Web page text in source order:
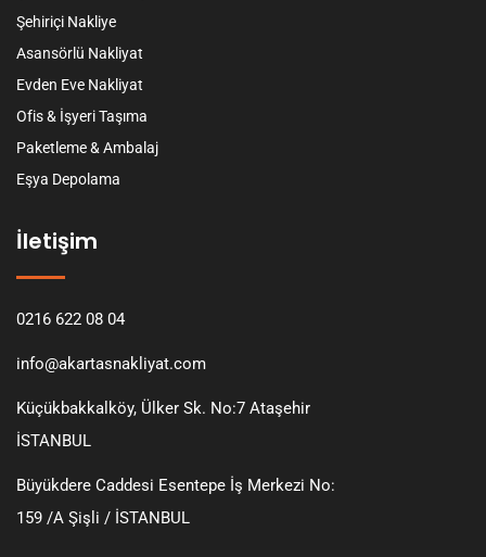
Şehiriçi Nakliye
Asansörlü Nakliyat
Evden Eve Nakliyat
Ofis & İşyeri Taşıma
Paketleme & Ambalaj
Eşya Depolama
İletişim
0216 622 08 04
info@akartasnakliyat.com
Küçükbakkalköy, Ülker Sk. No:7 Ataşehir
İSTANBUL
Büyükdere Caddesi Esentepe İş Merkezi No:
159 /A Şişli / İSTANBUL